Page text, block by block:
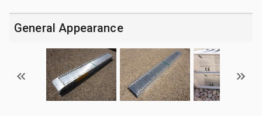
General Appearance